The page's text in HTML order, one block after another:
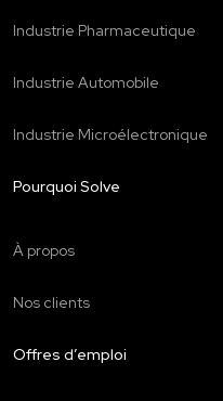
Industrie Pharmaceutique
Industrie Automobile
Industrie Microélectronique
Pourquoi Solve
À propos
Nos clients
Offres d’emploi